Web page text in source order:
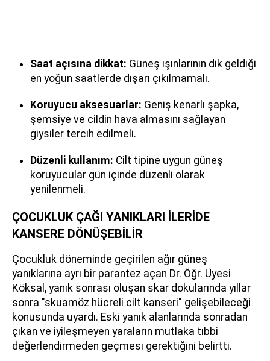
Saat açısına dikkat: Güneş ışınlarının dik geldiği
en yoğun saatlerde dışarı çıkılmamalı.
Koruyucu aksesuarlar: Geniş kenarlı şapka,
şemsiye ve cildin hava almasını sağlayan
giysiler tercih edilmeli.
Düzenli kullanım: Cilt tipine uygun güneş
koruyucular gün içinde düzenli olarak
yenilenmeli.
ÇOCUKLUK ÇAĞI YANIKLARI İLERİDE
KANSERE DÖNÜŞEBİLİR
Çocukluk döneminde geçirilen ağır güneş
yanıklarına ayrı bir parantez açan Dr. Öğr. Üyesi
Köksal, yanık sonrası oluşan skar dokularında yıllar
sonra "skuamöz hücreli cilt kanseri" gelişebileceği
konusunda uyardı. Eski yanık alanlarında sonradan
çıkan ve iyileşmeyen yaraların mutlaka tıbbi
değerlendirmeden geçmesi gerektiğini belirtti.